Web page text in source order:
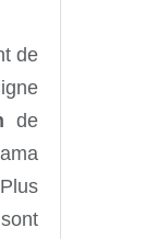
de
de